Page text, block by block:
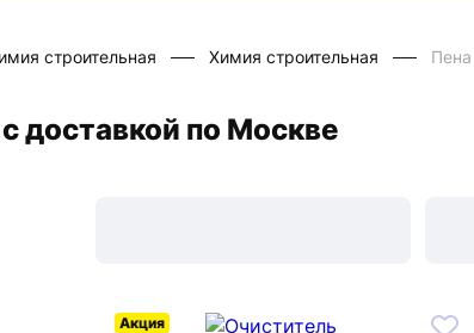
строительная Химия строительная
доставкой по Москве
Акция